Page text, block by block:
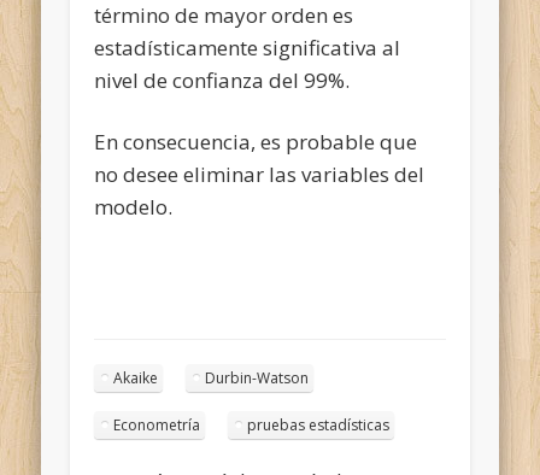
término de mayor orden es
estadísticamente significativa al
nivel de confianza del 99%.
En consecuencia, es probable que
no desee eliminar las variables del
modelo.
Akaike Durbin-Watson
Econometría pruebas estadísticas